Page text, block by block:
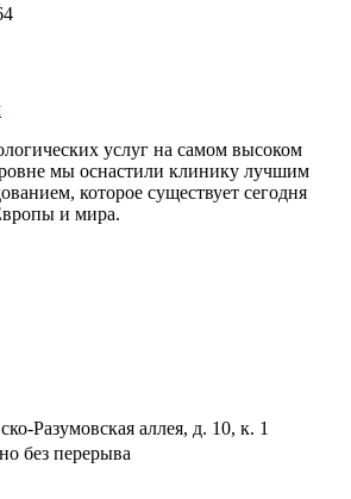
услуг на самом высоком
мы оснастили клинику лучшим
которое существует сегодня
и мира.
Разумовская аллея, д. 10, к. 1
без перерыва